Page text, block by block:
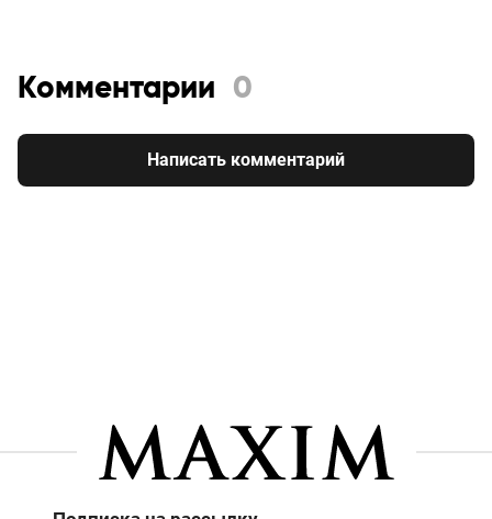
Комментарии 0
Написать комментарий